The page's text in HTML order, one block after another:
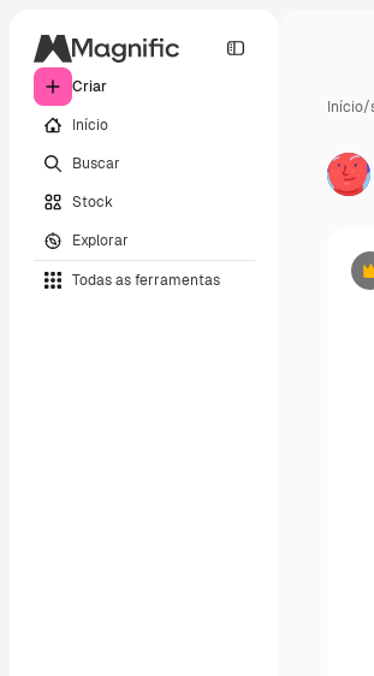
Criar
Início
Buscar
Stock
Explorar
Todas as ferramentas
Início/